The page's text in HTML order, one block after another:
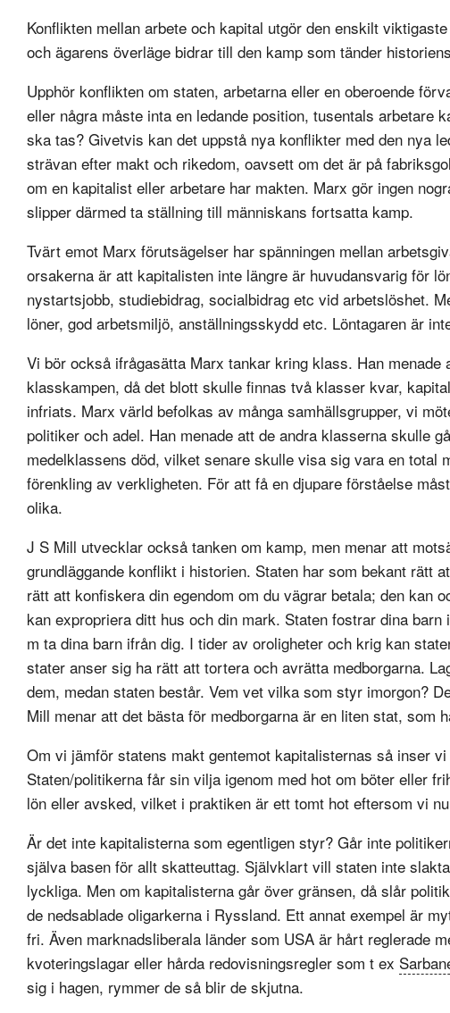
Konflikten mellan arbete och kapital utgör den enskilt
och ägarens överläge bidrar till den kamp som tänder
Upphör konflikten om staten, arbetarna eller en oberoende
eller några måste inta en ledande position, tusentals arbetare
ska tas? Givetvis kan det uppstå nya konflikter med den nya
strävan efter makt och rikedom, oavsett om det är på
om en kapitalist eller arbetare har makten. Marx gör ingen
slipper därmed ta ställning till människans fortsatta kamp.
Tvärt emot Marx förutsägelser har spänningen mellan
orsakerna är att kapitalisten inte längre är huvudansvarig för
nystartsjobb, studiebidrag, socialbidrag etc vid arbetslöshet.
löner, god arbetsmiljö, anställningsskydd etc. Löntagaren är
Vi bör också ifrågasätta Marx tankar kring klass. Han
klasskampen, då det blott skulle finnas två klasser kvar,
infriats. Marx värld befolkas av många samhällsgrupper, vi
politiker och adel. Han menade att de andra klasserna skulle
medelklassens död, vilket senare skulle visa sig vara en total
förenkling av verkligheten. För att få en djupare förståelse
olika.
J S Mill utvecklar också tanken om kamp, men menar att
grundläggande konflikt i historien. Staten har som bekant rätt
rätt att konfiskera din egendom om du vägrar betala; den kan
kan expropriera ditt hus och din mark. Staten fostrar dina
m ta dina barn ifrån dig. I tider av oroligheter och krig kan
stater anser sig ha rätt att tortera och avrätta medborgarna.
dem, medan staten består. Vem vet vilka som styr imorgon?
Mill menar att det bästa för medborgarna är en liten stat, som
Om vi jämför statens makt gentemot kapitalisternas så inser
Staten/politikerna får sin vilja igenom med hot om böter eller
lön eller avsked, vilket i praktiken är ett tomt hot eftersom vi
Är det inte kapitalisterna som egentligen styr? Går inte
själva basen för allt skatteuttag. Självklart vill staten inte
lyckliga. Men om kapitalisterna går över gränsen, då slår
de nedsablade oligarkerna i Ryssland. Ett annat exempel är
fri. Även marknadsliberala länder som USA är hårt reglerade
kvoteringslagar eller hårda redovisningsregler som t ex
sig i hagen, rymmer de så blir de skjutna.